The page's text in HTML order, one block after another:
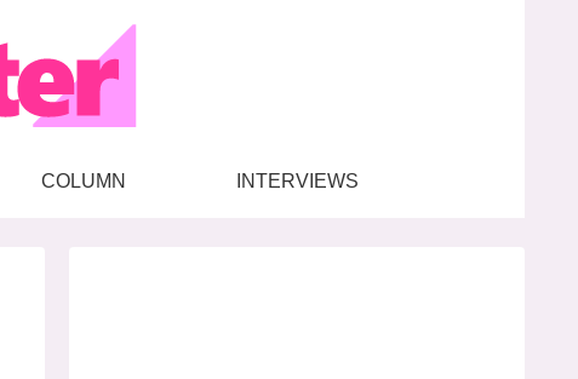
COLUMN INTERVIEWS